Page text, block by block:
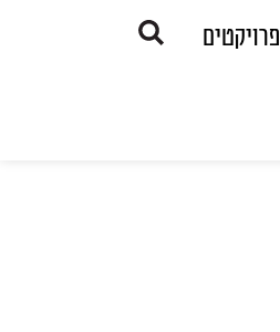
פרויקטים